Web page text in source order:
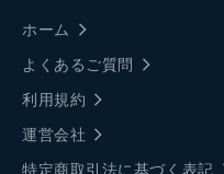
ホーム
よくあるご質問
利用規約
運営会社
特定商取引法に基づく表記